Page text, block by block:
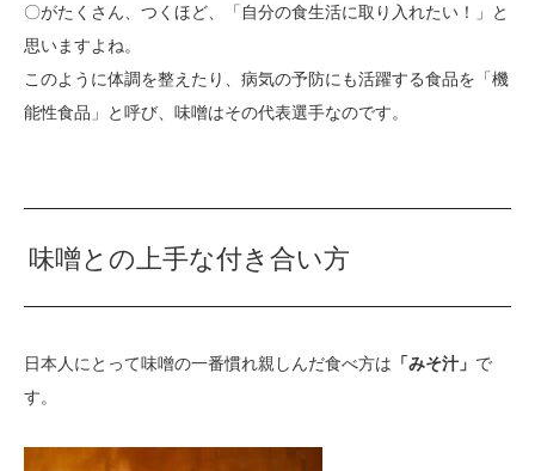
〇がたくさん、つくほど、「自分の食生活に取り入れたい！」と
思いますよね。
このように体調を整えたり、病気の予防にも活躍する食品を「機
能性食品」と呼び、味噌はその代表選手なのです。
味噌との上手な付き合い方
日本人にとって味噌の一番慣れ親しんだ食べ方は 「みそ汁」 で
す。